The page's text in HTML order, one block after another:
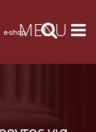
e-shop